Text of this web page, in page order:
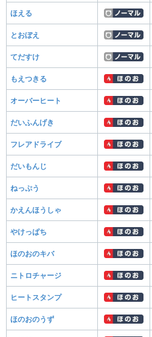
ほえる
とおぼえ
てだすけ
もえつきる
オーバーヒート
だいふんげき
フレアドライブ
だいもんじ
ねっぷう
かえんほうしゃ
やけっぱち
ほのおのキバ
ニトロチャージ
ヒートスタンプ
ほのおのうず